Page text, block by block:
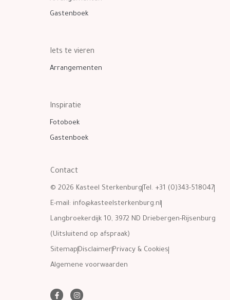
Gastenboek
Iets te vieren
Arrangementen
Inspiratie
Fotoboek
Gastenboek
Contact
© 2026 Kasteel Sterkenburg Tel. +31 (0)343-518047
E-mail: info@kasteelsterkenburg.nl
Langbroekerdijk 10, 3972 ND Driebergen-Rijsenburg
(Uitsluitend op afspraak)
Sitemap Disclaimer Privacy & Cookies
Algemene voorwaarden
F
I